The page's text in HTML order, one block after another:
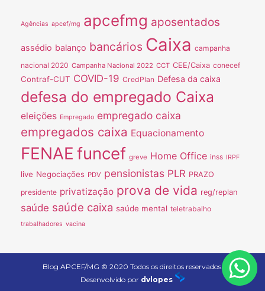
Agências apcef/mg apcefmg aposentados
assédio balanço bancários Caixa campanha
nacional 2020 Campanha Nacional 2022 CCT CEE/Caixa conecef
Contraf-CUT COVID-19 CredPlan Defesa da caixa
defesa do empregado Caixa
eleições Empregado empregado caixa
empregados caixa Equacionamento
FENAE funcef greve Home Office inss IRPF
live Negociações PDV pensionistas PLR PRAZO
presidente privatização prova de vida reg/replan
saúde saúde caixa saúde mental teletrabalho
trabalhadores vacina
Blog APCEF/MG © 2020 Todos os direitos reservados.
Desenvolvido por dvlopes